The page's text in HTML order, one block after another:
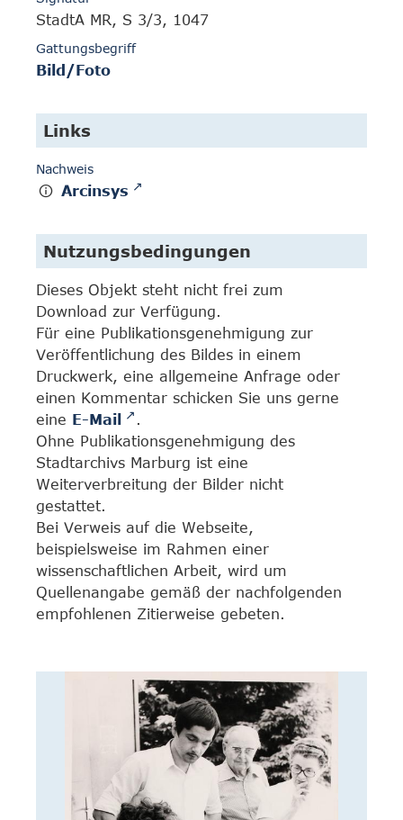
StadtA MR, S 3/3, 1047
Gattungsbegriff
Bild/Foto
Links
Nachweis
Arcinsys
Nutzungsbedingungen
Dieses Objekt steht nicht frei zum
Download zur Verfügung.
Für eine Publikationsgenehmigung zur
Veröffentlichung des Bildes in einem
Druckwerk, eine allgemeine Anfrage oder
einen Kommentar schicken Sie uns gerne
eine E-Mail
.
Ohne Publikationsgenehmigung des
Stadtarchivs Marburg ist eine
Weiterverbreitung der Bilder nicht
gestattet.
Bei Verweis auf die Webseite,
beispielsweise im Rahmen einer
wissenschaftlichen Arbeit, wird um
Quellenangabe gemäß der nachfolgenden
empfohlenen Zitierweise gebeten.